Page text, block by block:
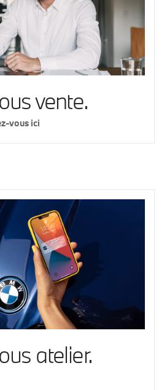
vente.
vous ici
atelier.